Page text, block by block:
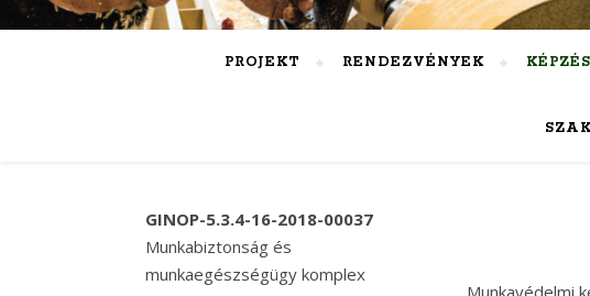
PROJEKT RENDEZVÉNYEK
GINOP-5.3.4-16-2018-00037
Munkabiztonság és
munkaegészségügy komplex
Munkavédelmi